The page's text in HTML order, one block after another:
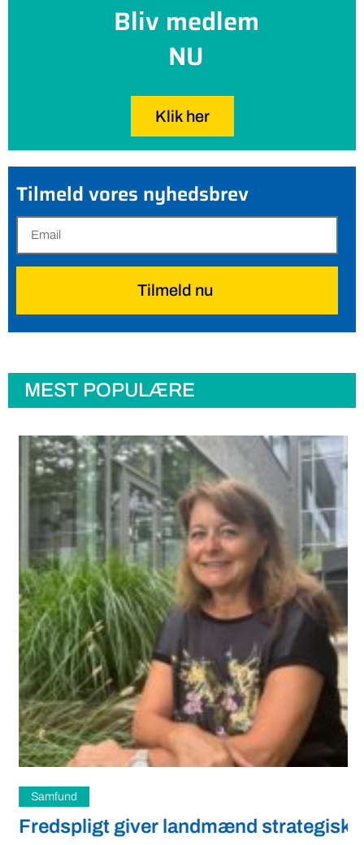
Bliv medlem
NU
Klik her
Tilmeld vores nyhedsbrev
Tilmeld nu
MEST POPULÆRE
Samfund
Fredspligt giver landmænd strategisk